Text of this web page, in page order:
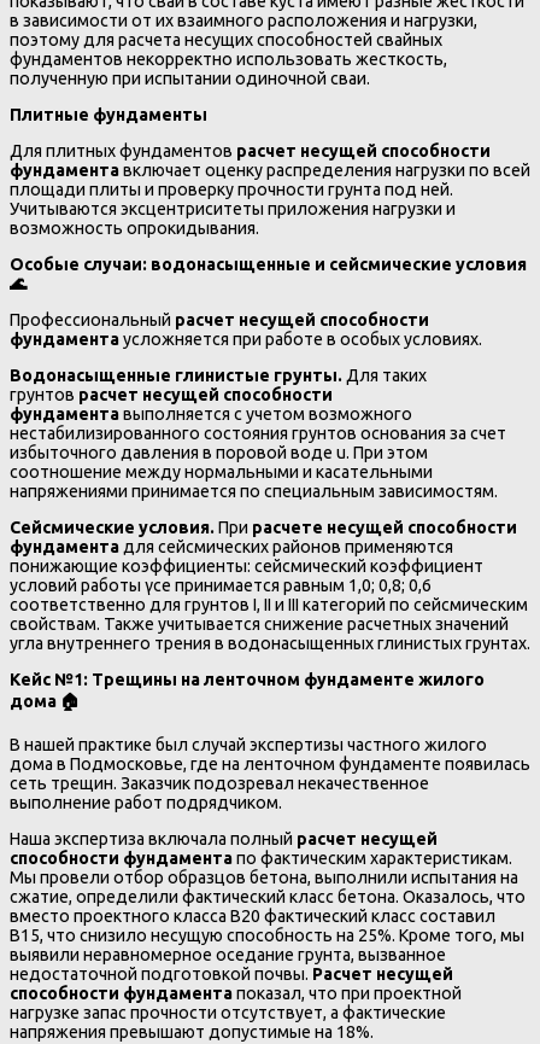
в зависимости от их взаимного расположения и нагрузки,
поэтому для расчета несущих способностей свайных
фундаментов некорректно использовать жесткость,
полученную при испытании одиночной сваи.
Плитные фундаменты
Для плитных фундаментов расчет несущей способности
фундаментавключает оценку распределения нагрузки по всей
площади плиты и проверку прочности грунта под ней.
Учитываются эксцентриситеты приложения нагрузки и
возможность опрокидывания.
Особые случаи: водонасыщенные и сейсмические условия
🌊
Профессиональный расчет несущей способности
фундаментаусложняется при работе в особых условиях.
Водонасыщенные глинистые грунты. Для таких
грунтов расчет несущей способности
фундаментавыполняется с учетом возможного
нестабилизированного состояния грунтов основания за счет
избыточного давления в поровой воде u. При этом
соотношение между нормальными и касательными
напряжениями принимается по специальным зависимостям.
Сейсмические условия.При расчете несущей способности
фундамента для сейсмических районов применяются
понижающие коэффициенты: сейсмический коэффициент
условий работы γce принимается равным 1,0; 0,8; 0,6
соответственно для грунтов I, II и III категорий по сейсмическим
свойствам. Также учитывается снижение расчетных значений
угла внутреннего трения в водонасыщенных глинистых грунтах.
Кейс №1: Трещины на ленточном фундаменте жилого
дома 🏠
В нашей практике был случай экспертизы частного жилого
дома в Подмосковье, где на ленточном фундаменте появилась
сеть трещин. Заказчик подозревал некачественное
выполнение работ подрядчиком.
Наша экспертиза включала полный расчет несущей
способности фундаментапо фактическим характеристикам.
Мы провели отбор образцов бетона, выполнили испытания на
сжатие, определили фактический класс бетона. Оказалось, что
вместо проектного класса В20 фактический класс составил
В15, что снизило несущую способность на 25%. Кроме того, мы
выявили неравномерное оседание грунта, вызванное
недостаточной подготовкой почвы. Расчет несущей
способности фундаментапоказал, что при проектной
нагрузке запас прочности отсутствует, а фактические
напряжения превышают допустимые на 18%.